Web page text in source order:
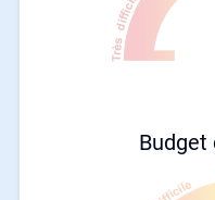
Budget